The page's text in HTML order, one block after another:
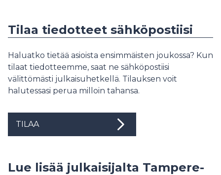
Tilaa tiedotteet sähköpostiisi
Haluatko tietää asioista ensimmäisten joukossa? Kun
tilaat tiedotteemme, saat ne sähköpostiisi
välittömästi julkaisuhetkellä. Tilauksen voit
halutessasi perua milloin tahansa.
TILAA
Lue lisää julkaisijalta Tampere-